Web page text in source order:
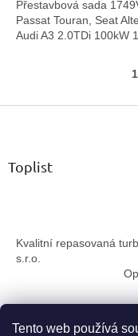
Tento web používá
z
5
hvězdiček.
Přestavbová sada
Passat Touran, Seat
Audi A3 2.0TDi 100kW
Z
Toplist
Kvalitní repasovaná
s.r.o.